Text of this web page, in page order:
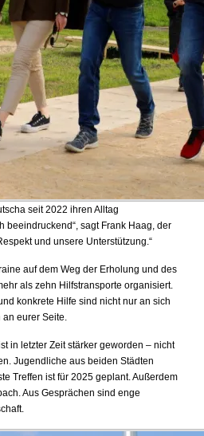
seit 2022 ihren Alltag
beeindruckend“, sagt Frank Haag, der
und unsere Unterstützung.“
auf dem Weg der Erholung und des
als zehn Hilfstransporte organisiert.
konkrete Hilfe sind nicht nur an sich
an eurer Seite.
in letzter Zeit stärker geworden – nicht
Jugendliche aus beiden Städten
Treffen ist für 2025 geplant. Außerdem
Aus Gesprächen sind enge